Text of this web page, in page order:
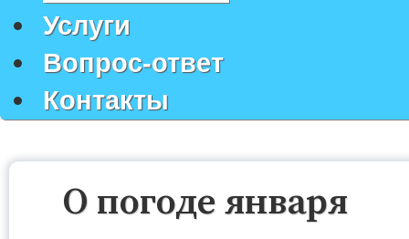
Услуги
Вопрос-ответ
Контакты
О погоде января